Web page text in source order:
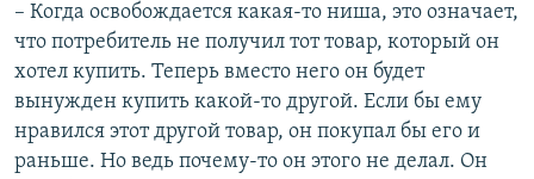
– Когда освобождается какая-то ниша, это означает,
что потребитель не получил тот товар, который он
хотел купить. Теперь вместо него он будет
вынужден купить какой-то другой. Если бы ему
нравился этот другой товар, он покупал бы его и
раньше. Но ведь почему-то он этого не делал. Он